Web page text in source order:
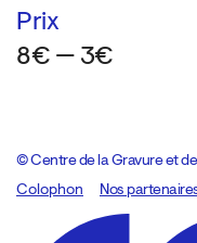
Prix
8€ — 3€
© Centre de la Gravure et
Colophon
Design:Marcel Kaczmarek,
Nos